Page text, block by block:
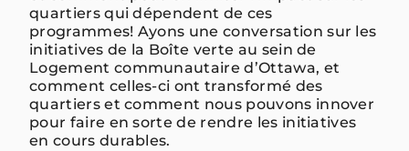
quartiers qui dépendent de ces
programmes! Ayons une conversation sur les
initiatives de la Boîte verte au sein de
Logement communautaire d’Ottawa, et
comment celles-ci ont transformé des
quartiers et comment nous pouvons innover
pour faire en sorte de rendre les initiatives
en cours durables.